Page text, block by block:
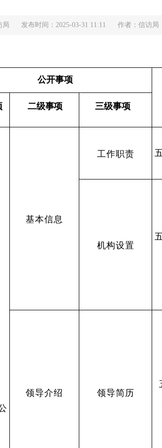
局 发布时间：2025-03-31 11:11 作者：信访局
公开事项
二级事项 三级事项
基本信息
工作职责
机构设置
领导介绍 领导简历